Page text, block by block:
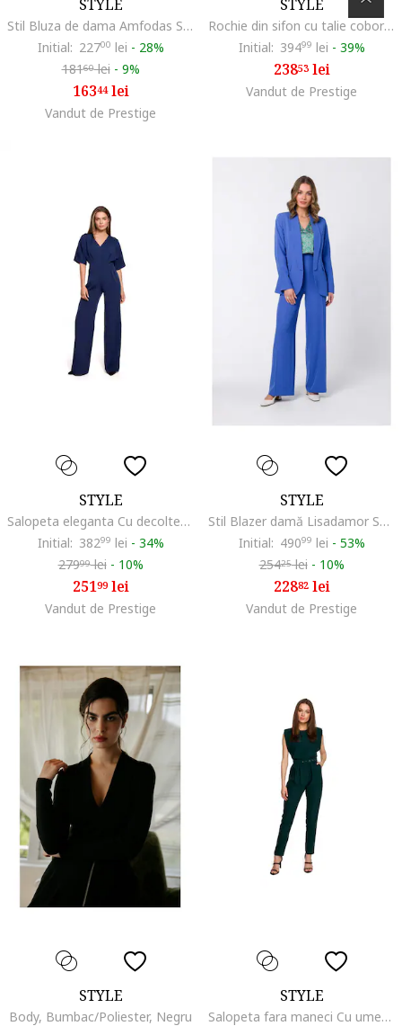
STYLE
Stil Bluza de dama Amfodas S257 verde, Verde
Initial: 22700 lei - 28%
18160lei - 9%
16344lei
Vandut de Prestige
STYLE
Rochie din sifon cu talie coborata - model 4
Initial: 39499 lei - 39%
23853lei
Vandut de Prestige
STYLE
Salopeta eleganta Cu decolteu in V, Poliester, Elastan, Bleumarin
Initial: 38299 lei - 34%
27999lei - 10%
25199lei
Vandut de Prestige
STYLE
Stil Blazer damă Lisadamor S330 albastru deschis, Albastru deschis
Initial: 49099 lei - 53%
25425lei - 10%
22882lei
Vandut de Prestige
STYLE
Body, Bumbac/Poliester, Negru
STYLE
Salopeta fara maneci Cu umeri captusiti, Elastan, Verde34`, Verde